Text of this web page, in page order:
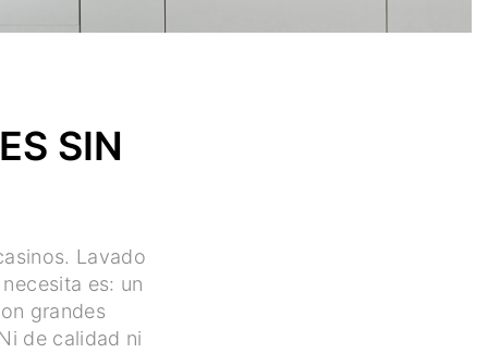
SIN
Lavado
es: un
grandes
de calidad ni